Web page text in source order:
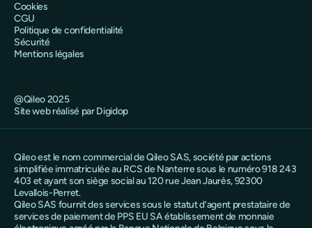
@Qileo 2025
Site web réalisé par Digidop
Cookies
CGU
Politique de confidentialité
Sécurité
Mentions légales
Qileo est le nom commercial de Qileo SAS, société par actions
simplifiée immatriculée au RCS de Nanterre sous le numéro 918 243
403 et ayant son siège social au 120 rue Jean Jaurès, 92300
Levallois-Perret.
Qileo SAS fournit des services sous le statut d’agent prestataire de
services de paiement de PPS EU SA établissement de monnaie